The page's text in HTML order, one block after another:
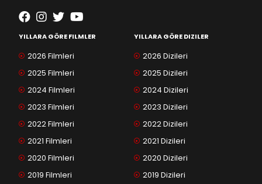
YILLARA GÖRE FILMLER
2026 Filmleri
2025 Filmleri
2024 Filmleri
2023 Filmleri
2022 Filmleri
2021 Filmleri
2020 Filmleri
2019 Filmleri
YILLARA GÖRE DIZILER
2026 Dizileri
2025 Dizileri
2024 Dizileri
2023 Dizileri
2022 Dizileri
2021 Dizileri
2020 Dizileri
2019 Dizileri